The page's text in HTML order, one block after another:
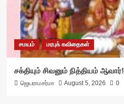
சமயம் மரபுக் கவிதைகள்
சக்தியும் சிவனும் நித்தியம் ஆவார்!
ஜெயராமசர்மா August 5, 2026 0